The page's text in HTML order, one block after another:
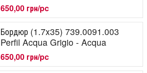
650,00 грн/pc
Бордюр (1.7x35) 739.0091.003
Perfil Acqua Grigio - Acqua
650,00 грн/pc